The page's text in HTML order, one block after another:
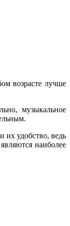
возрасте лучше
музыкальное
удобство, ведь
наиболее